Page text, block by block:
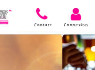
Contact Connexion